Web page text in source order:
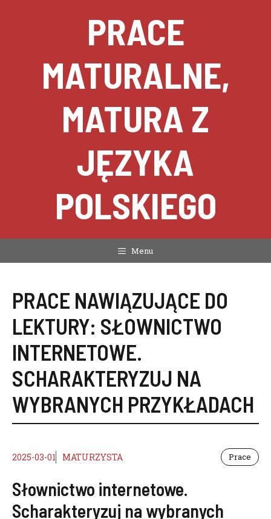
PRACE
MATURALNE,
MATURA Z
JĘZYKA
POLSKIEGO
Menu
PRACE NAWIĄZUJĄCE DO
LEKTURY: SŁOWNICTWO
INTERNETOWE.
SCHARAKTERYZUJ NA
WYBRANYCH PRZYKŁADACH
2025-03-01 MATURZYSTA Prace
Słownictwo internetowe.
Scharakteryzuj na wybranych